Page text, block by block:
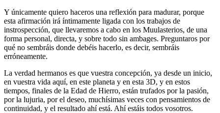
Y únicamente quiero haceros una reflexión para madurar, porque
esta afirmación irá íntimamente ligada con los trabajos de
instrospección, que llevaremos a cabo en los Muulasterios, de una
forma personal, directa, y sobre todo sin ambages. Preguntaros por
qué no sembráis donde debéis hacerlo, es decir, sembráis
erróneamente.
La verdad hermanos es que vuestra concepción, ya desde un inicio,
en vuestra vida aquí, en este planeta y en esta 3D, y en estos
tiempos, finales de la Edad de Hierro, están trufados por la pasión,
por la lujuria, por el deseo, muchísimas veces con pensamientos de
continuidad, y el resultado ahí está. Ahí estáis todos vosotros.